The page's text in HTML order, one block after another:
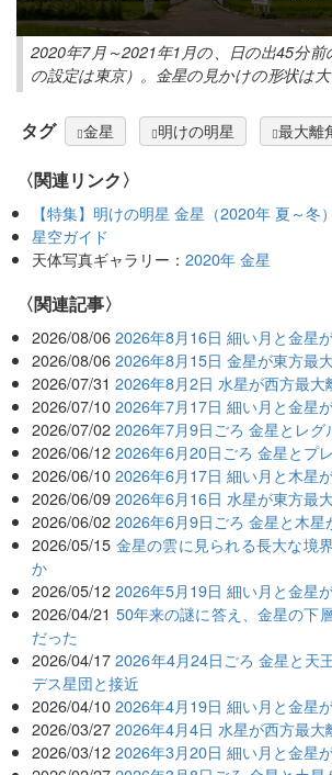
2020年7月～2021年1月の、日の出45分前
の設定は東京）。金星の見かけの形状は
タグ 金星 明けの明星 最大離
〈関連リンク〉
【特集】明けの明星 金星（2020年 夏～冬）
星空ガイド
天体写真ギャラリー：2020年 金星
関連記事
2026/08/06 2026年8月16日 細い月と金星
2026/08/06 2026年8月15日 金星が東方最
2026/07/31 2026年8月2日 水星が西方最大
2026/07/10 2026年7月17日 細い月と金星
2026/07/02 2026年7月9日ごろ 金星とレグ
2026/06/12 2026年6月20日ごろ 金星とプ
2026/06/10 2026年6月17日 細い月と木星
2026/06/09 2026年6月16日 水星が東方最
2026/06/02 2026年6月9日ごろ 金星と木星
2026/05/15 金星の雲に見られる長大な境
か
2026/05/12 2026年5月19日 細い月と金星
2026/04/21 50年来の謎に答え、金星の下
だった
2026/04/17 2026年4月24日ごろ 金星と天
デス星団と接近
2026/04/10 2026年4月19日 細い月と金星
2026/03/27 2026年4月4日 水星が西方最大
2026/03/12 2026年3月20日 細い月と金星